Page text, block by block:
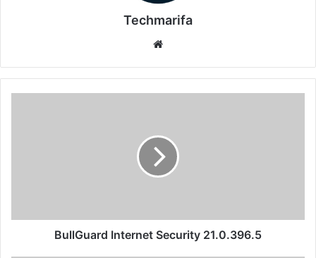
Techmarifa
BullGuard Internet Security 21.0.396.5